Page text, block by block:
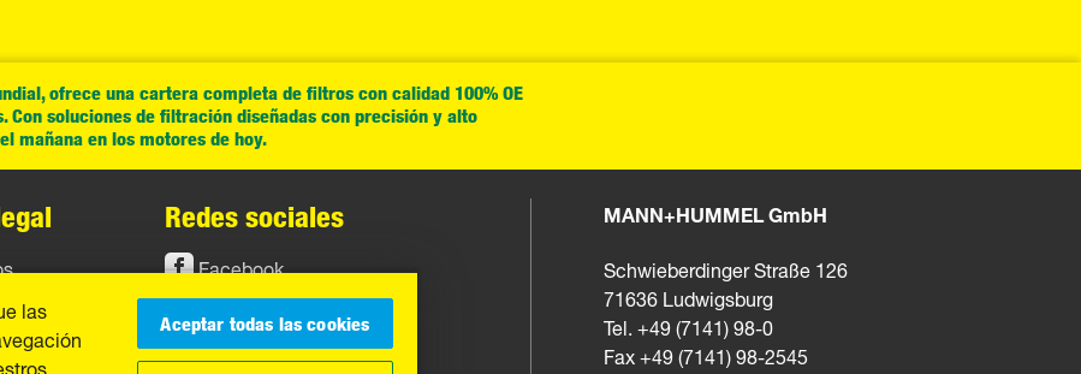
ofrece una cartera completa de filtros con calidad 100% OE
soluciones de filtración diseñadas con precisión y alto
mañana en los motores de hoy.
Redes sociales
Facebook
Instagram
YouTube
MANN+HUMMEL GmbH
Schwieberdinger Straße 126
71636 Ludwigsburg
Tel. +49 (7141) 98-0
Fax +49 (7141) 98-2545
las
Aceptar todas las cookies